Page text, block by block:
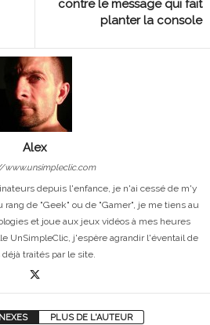
contre le message qui fait
planter la console
Alex
www.unsimpleclic.com
depuis l'enfance, je n'ai cessé de m'y
rang de "Geek" ou de "Gamer", je me tiens au
et joue aux jeux vidéos à mes heures
UnSimpleClic, j'espère agrandir l'éventail de
traités par le site.
PLUS DE L'AUTEUR